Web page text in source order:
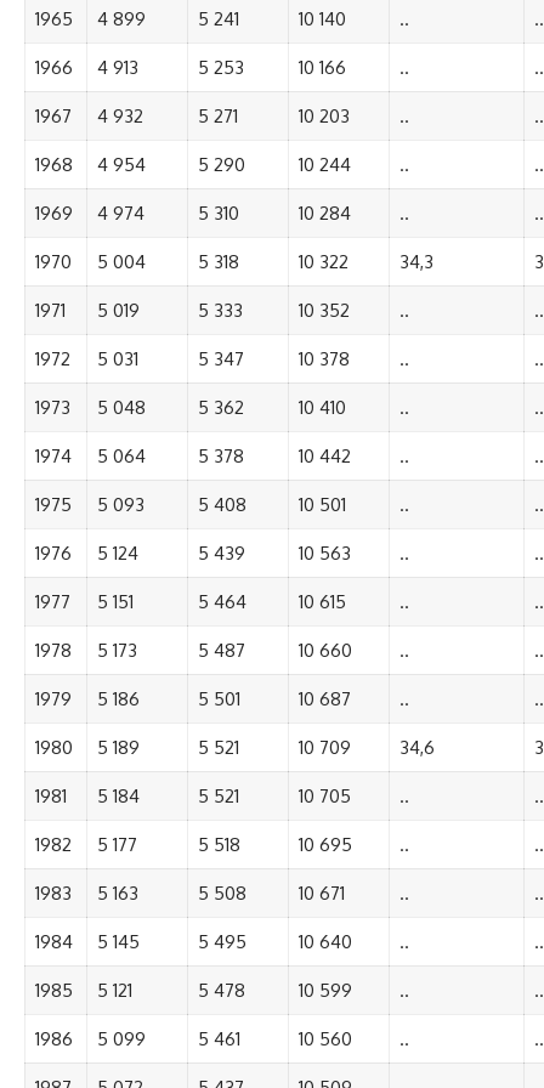
1965 4 899 5 241 10 140 .. ..
1966 4 913 5 253 10 166 .. ..
1967 4 932 5 271 10 203 .. ..
1968 4 954 5 290 10 244 .. ..
1969 4 974 5 310 10 284 .. ..
1970 5 004 5 318 10 322 34,3
1971 5 019 5 333 10 352 .. ..
1972 5 031 5 347 10 378 .. ..
1973 5 048 5 362 10 410 .. ..
1974 5 064 5 378 10 442 .. ..
1975 5 093 5 408 10 501 .. ..
1976 5 124 5 439 10 563 .. ..
1977 5 151 5 464 10 615 .. ..
1978 5 173 5 487 10 660 .. ..
1979 5 186 5 501 10 687 .. ..
1980 5 189 5 521 10 709 34,6
1981 5 184 5 521 10 705 .. ..
1982 5 177 5 518 10 695 .. ..
1983 5 163 5 508 10 671 .. ..
1984 5 145 5 495 10 640 .. ..
1985 5 121 5 478 10 599 .. ..
1986 5 099 5 461 10 560 .. ..